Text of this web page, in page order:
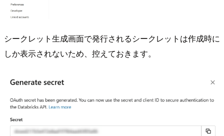
シークレット生成画面で発行されるシークレットは作成時に
しか表示されないため、控えておきます。